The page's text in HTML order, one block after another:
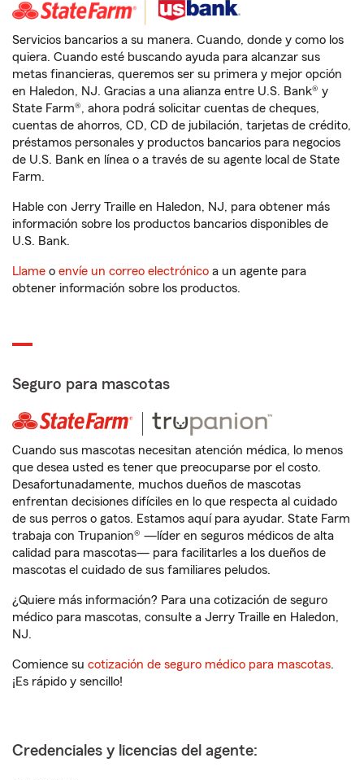
Servicios bancarios a su manera. Cuando, donde y como los
quiera. Cuando esté buscando ayuda para alcanzar sus
metas financieras, queremos ser su primera y mejor opción
en Haledon, NJ. Gracias a una alianza entre U.S. Bank® y
State Farm®, ahora podrá solicitar cuentas de cheques,
cuentas de ahorros, CD, CD de jubilación, tarjetas de crédito,
préstamos personales y productos bancarios para negocios
de U.S. Bank en línea o a través de su agente local de State
Farm.
Hable con Jerry Traille en Haledon, NJ, para obtener más
información sobre los productos bancarios disponibles de
U.S. Bank.
Llame o envíe un correo electrónico a un agente para
obtener información sobre los productos.
Seguro para mascotas
Cuando sus mascotas necesitan atención médica, lo menos
que desea usted es tener que preocuparse por el costo.
Desafortunadamente, muchos dueños de mascotas
enfrentan decisiones difíciles en lo que respecta al cuidado
de sus perros o gatos. Estamos aquí para ayudar. State Farm
trabaja con Trupanion® —líder en seguros médicos de alta
calidad para mascotas— para facilitarles a los dueños de
mascotas el cuidado de sus familiares peludos.
¿Quiere más información? Para una cotización de seguro
médico para mascotas, consulte a Jerry Traille en Haledon,
NJ.
Comience su cotización de seguro médico para mascotas.
¡Es rápido y sencillo!
Credenciales y licencias del agente: